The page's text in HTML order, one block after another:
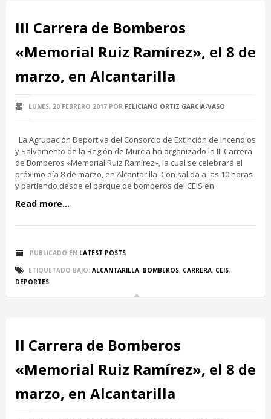
III Carrera de Bomberos
«Memorial Ruiz Ramírez», el 8 de
marzo, en Alcantarilla
LUNES, 20 FEBRERO 2017 POR FELICIANO ORTIZ GARCÍA-VASO
La Agrupación Deportiva del Consorcio de Extinción de Incendios
y Salvamento de la Región de Murcia ha organizado la III Carrera
de Bomberos «Memorial Ruiz Ramírez», la cual se celebrará el
próximo día 8 de marzo, en Alcantarilla. Con salida a las 10 horas
y partiendo desde el parque de bomberos del CEIS en
Read more...
PUBLICADO EN LATEST POSTS
ETIQUETADO BAJO: ALCANTARILLA, BOMBEROS, CARRERA, CEIS,
DEPORTES
II Carrera de Bomberos
«Memorial Ruiz Ramírez», el 8 de
marzo, en Alcantarilla